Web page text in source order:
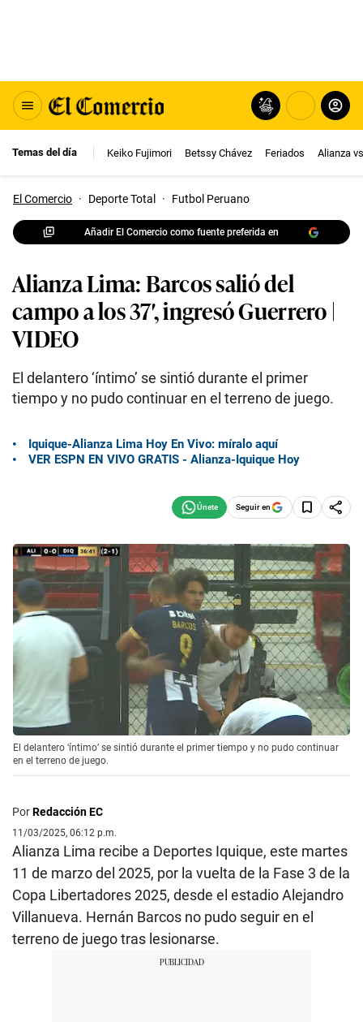
Temas del día Keiko Fujimori Betssy Chávez Feriados Alianza
El Comercio · Deporte Total · Futbol Peruano
Añadir El Comercio como fuente preferida en
Alianza Lima: Barcos salió del
campo a los 37′, ingresó Guerrero |
VIDEO
El delantero ‘íntimo’ se sintió durante el primer
tiempo y no pudo continuar en el terreno de juego.
Iquique-Alianza Lima Hoy En Vivo: míralo aquí
VER ESPN EN VIVO GRATIS - Alianza-Iquique Hoy
Seguir en
El delantero ‘íntimo’ se sintió durante el primer tiempo y no pudo continuar
en el terreno de juego.
PorRedacción EC
11/03/2025, 06:12 p.m.
Alianza Lima recibe a Deportes Iquique, este martes
11 de marzo del 2025, por la vuelta de la Fase 3 de la
Copa Libertadores 2025, desde el estadio Alejandro
Villanueva. Hernán Barcos no pudo seguir en el
terreno de juego tras lesionarse.